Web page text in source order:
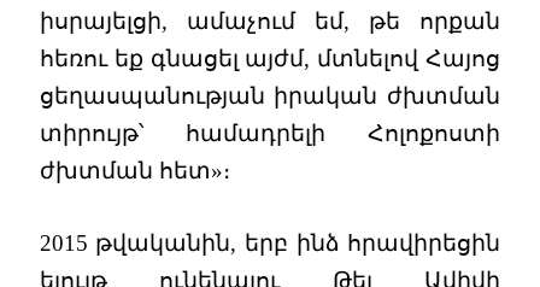
իսրայելցի, ամաչում եմ, թե որքան
հեռու եք գնացել այժմ, մտնելով Հայոց
ցեղասպանության իրական ժխտման
տիրույթ՝ համադրելի Հոլոքոստի
ժխտման հետ»։
2015 թվականին, երբ ինձ հրավիրեցին
ելույթ ունենալու Թել Ավիվի